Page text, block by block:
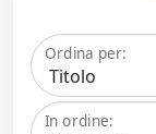
Ordina per:
In ordine: